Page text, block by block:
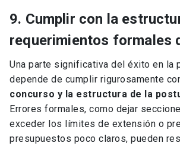
9. Cumplir con la
requerimientos formales
Una parte significativa del éxito en la
depende de cumplir rigurosamente
concurso y la estructura de la
Errores formales, como dejar
exceder los límites de extensión o
presupuestos poco claros, pueden